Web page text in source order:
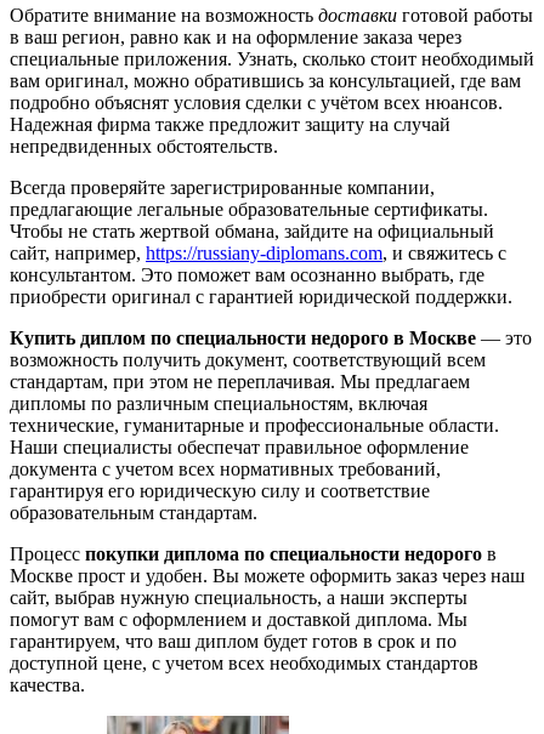
Обратите внимание на возможность доставки готовой работы
в ваш регион, равно как и на оформление заказа через
специальные приложения. Узнать, сколько стоит необходимый
вам оригинал, можно обратившись за консультацией, где вам
подробно объяснят условия сделки с учётом всех нюансов.
Надежная фирма также предложит защиту на случай
непредвиденных обстоятельств.
Всегда проверяйте зарегистрированные компании,
предлагающие легальные образовательные сертификаты.
Чтобы не стать жертвой обмана, зайдите на официальный
сайт, например, https://russiany-diplomans.com, и свяжитесь с
консультантом. Это поможет вам осознанно выбрать, где
приобрести оригинал с гарантией юридической поддержки.
Купить диплом по специальности недорого в Москве — это
возможность получить документ, соответствующий всем
стандартам, при этом не переплачивая. Мы предлагаем
дипломы по различным специальностям, включая
технические, гуманитарные и профессиональные области.
Наши специалисты обеспечат правильное оформление
документа с учетом всех нормативных требований,
гарантируя его юридическую силу и соответствие
образовательным стандартам.
Процесс покупки диплома по специальности недорого в
Москве прост и удобен. Вы можете оформить заказ через наш
сайт, выбрав нужную специальность, а наши эксперты
помогут вам с оформлением и доставкой диплома. Мы
гарантируем, что ваш диплом будет готов в срок и по
доступной цене, с учетом всех необходимых стандартов
качества.